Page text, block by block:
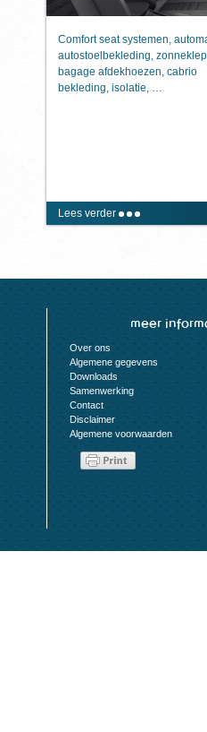
Lees verder
Comfort seat systemen,
autostoelbekleding,
bagage afdekhoezen, cabrio
bekleding, isolatie, …
meer
Over ons
Algemene gegevens
Downloads
Samenwerking
Contact
Disclaimer
Algemene voorwaarden